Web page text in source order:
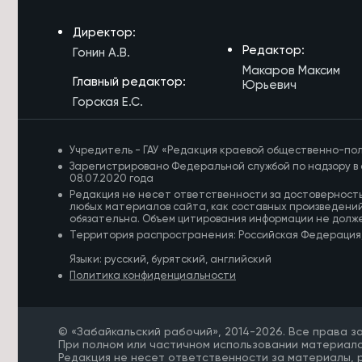
срок за поджог двух автомобилей
из-за конфликта
7/08/2026 в 16:54
Высокий уровень заболеваемости
энтеровирусом сохраняется в
7/08/2026 в 16:29
Прокуратура потребовала
отремонтировать здание Дворца
спорта в Чите
7/08/2026 в 16:07
Улицу в Чите перекроют до 12
августа из-за аварийной ситуации
проведению Единого дня
голосования обсудили в Забайкалье
Директор:
Гонин А.В.
Главный редактор:
Горская Е.С.
Редактор:
Макаров Максим
Юрьевич
Учредитель - ГАУ «Редакция краевой общественно-
Зарегистрировано Федеральной службой по надзору
08.07.2020 года
Редакция не несет ответственности за
любых материалов сайта, как составных
обязательна. Объем цитирования информации не
Территория распространения: Российская
Языки: русский, бурятский, английский
Политика конфиденциальности
© «Забайкальский рабочий», 2014-2026. Все права
При полном или частичном использовании
Редакция не несет ответственности за материалы,